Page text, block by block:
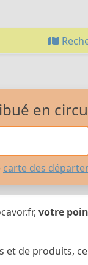
en
carte des
votre
et de produits,